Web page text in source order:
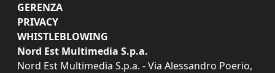
GERENZA
PRIVACY
WHISTLEBLOWING
Nord Est Multimedia S.p.a.
Nord Est Multimedia S.p.a. - Via Alessandro Poerio,